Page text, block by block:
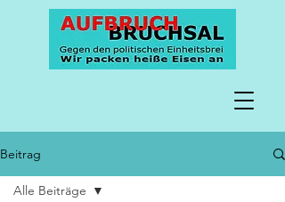
Beitrag
Alle Beiträge